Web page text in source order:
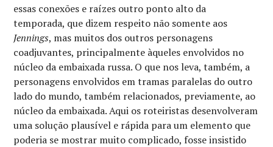
essas conexões e raízes outro ponto alto da
temporada, que dizem respeito não somente aos
Jennings, mas muitos dos outros personagens
coadjuvantes, principalmente àqueles envolvidos no
núcleo da embaixada russa. O que nos leva, também, a
personagens envolvidos em tramas paralelas do outro
lado do mundo, também relacionados, previamente, ao
núcleo da embaixada. Aqui os roteiristas desenvolveram
uma solução plausível e rápida para um elemento que
poderia se mostrar muito complicado, fosse insistido